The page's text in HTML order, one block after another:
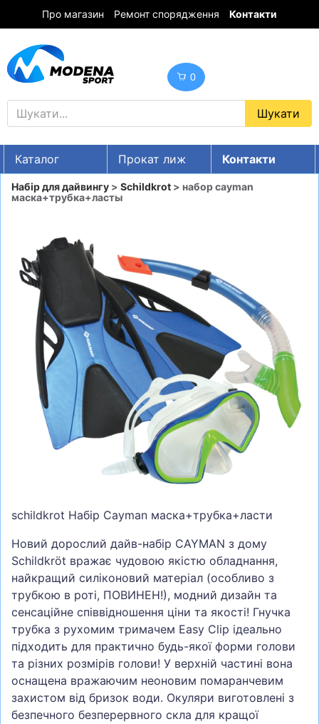
Про магазин Ремонт спорядження Контакти
0
Каталог Прокат лиж
Контакти
UA RU EN
ГІРСЬКІ ЛИЖІ
СНОУБОРДИ
ОДЯГ
ВЗУТТЯ
СУМКИ
ШОЛОМИ, ЗАХИСТ, ОКУЛЯРИ
БІГ, ФІТНЕС, М'ЯЧІ
ВЕЛОСИПЕДИ
САМОКАТИ
ТЕНІС, БАДМІНТОН
ТУРИЗМ
Набір для дайвингу > Schildkrot > набор cayman
маска+трубка+ласты
schildkrot Набір Cayman маска+трубка+ласти
Новий дорослий дайв-набір CAYMAN з дому
Schildkröt вражає чудовою якістю обладнання,
найкращий силіконовий матеріал (особливо з
трубкою в роті, ПОВИНЕН!), модний дизайн та
сенсаційне співвідношення ціни та якості! Гнучка
трубка з рухомим тримачем Easy Clip ідеально
підходить для практично будь-якої форми голови
та різних розмірів голови! У верхній частині вона
оснащена вражаючим неоновим помаранчевим
захистом від бризок води. Окуляри виготовлені з
безпечного безперервного скла для кращої